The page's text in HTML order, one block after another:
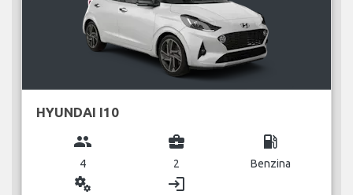
HYUNDAI I10
group
4
business_center
2
local_gas_station
Benzina
miscellaneous_services login